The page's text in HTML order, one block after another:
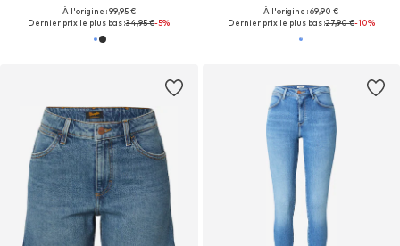
À l'origine : 99,95 €
Dernier prix le plus bas :34,95 €-5%
À l'origine : 69,90 €
Dernier prix le plus bas :27,90 €-10%